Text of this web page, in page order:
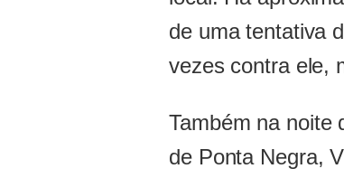
de uma tentativa
vezes contra ele,
Também na noite
de Ponta Negra,